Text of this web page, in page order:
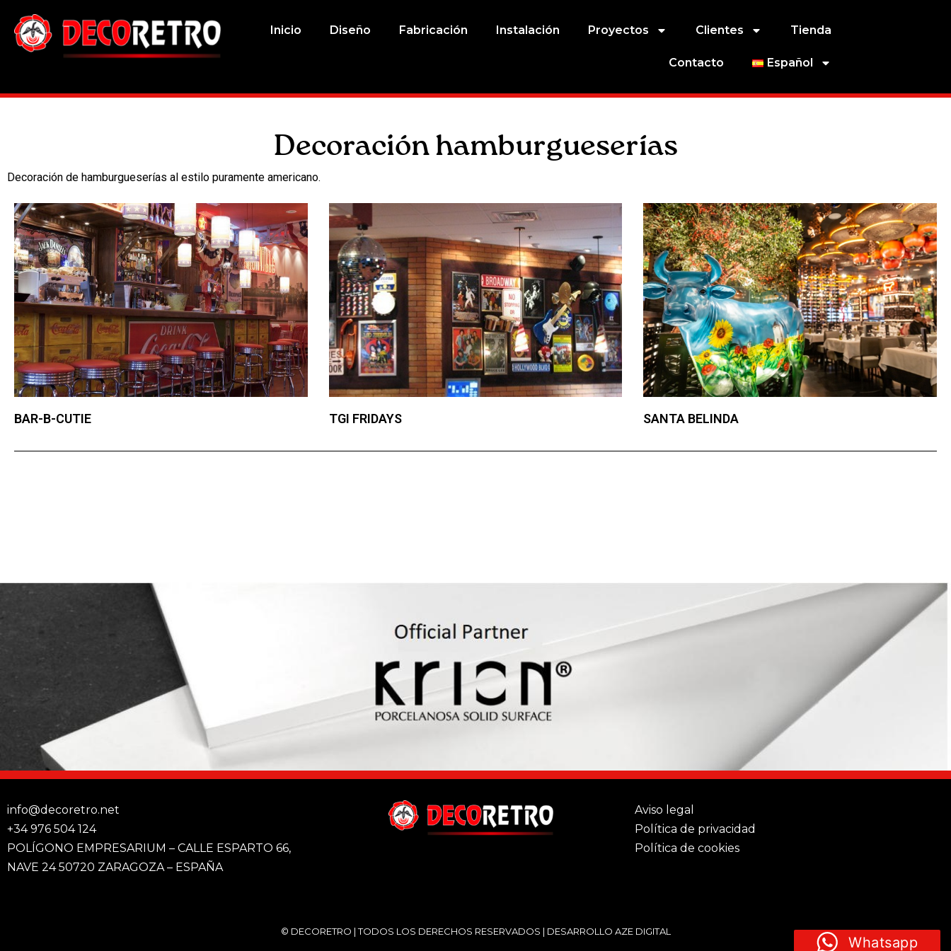
Inicio Diseño Fabricación Instalación Proyectos Clientes Tienda
Contacto Español
Decoración hamburgueserías
Decoración de hamburgueserías al estilo puramente americano.
BAR-B-CUTIE TGI FRIDAYS SANTA BELINDA
info@decoretro.net
+34 976 504 124
POLÍGONO EMPRESARIUM – CALLE ESPARTO 66,
NAVE 24 50720 ZARAGOZA – ESPAÑA
Aviso legal
Política de privacidad
Política de cookies
© DECORETRO | TODOS LOS DERECHOS RESERVADOS | DESARROLLO AZE DIGITAL
Whatsapp